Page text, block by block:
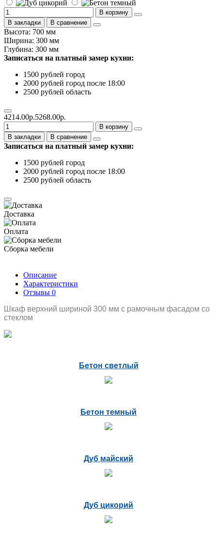
В корзину
В закладки
В сравнение
Высота: 700 мм
Ширина: 300 мм
Глубина: 300 мм
Записаться на платный замер кухни:
1500 рублей город
2000 рублей город после 18:00
2500 рублей область
4214.00р.5268.00р.
В корзину
В закладки
В сравнение
Записаться на платный замер кухни:
1500 рублей город
2000 рублей город после 18:00
2500 рублей область
Доставка
Оплата
Сборка мебели
Описание
Характеристики
Отзывы 0
Шкаф верхний шириной 300 мм с рамочным фасадом со
стеклом
Бетон светлый
Бетон темный
Дуб майский
Дуб цикорий